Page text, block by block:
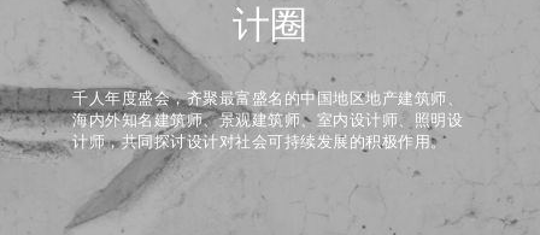
计圈
千人年度盛会，齐聚最富盛名的中国地区地产建筑师、
海内外知名建筑师、景观建筑师、室内设计师、照明设
计师，共同探讨设计对社会可持续发展的积极作用。